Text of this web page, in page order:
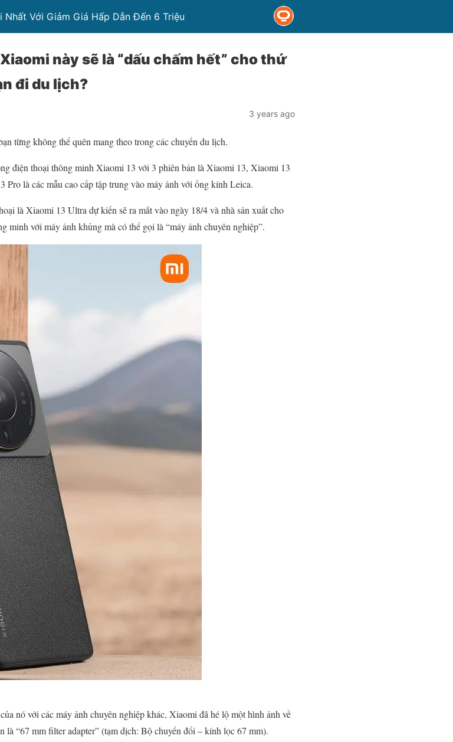
Với Giảm Giá Hấp Dẫn Đến 6 Triệu
này sẽ là “dấu chấm hết” cho thứ
đi du lịch?
3 years ago
từng không thể quên mang theo trong các chuyến du lịch.
điện thoại thông minh Xiaomi 13 với 3 phiên bản là Xiaomi 13, Xiaomi 13
là các mẫu cao cấp tập trung vào máy ảnh với ống kính Leica.
là Xiaomi 13 Ultra dự kiến sẽ ra mắt vào ngày 18/4 và nhà sản xuất cho
minh với máy ảnh khủng mà có thể gọi là “máy ảnh chuyên nghiệp”.
nó với các máy ảnh chuyên nghiệp khác, Xiaomi đã hé lộ một hình ảnh về
là “67 mm filter adapter” (tạm dịch: Bộ chuyển đổi – kính lọc 67 mm).